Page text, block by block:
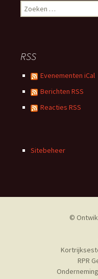
Zoeken
naar:
RSS
Evenementen iCal
Berichten RSS
Reacties RSS
Sitebeheer
©
RPR